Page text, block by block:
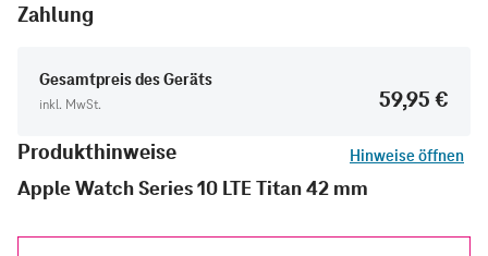
Zahlung
Gesamtpreis des Geräts
inkl. MwSt.
59,95 €
Produkthinweise
Hinweise öffnen
Apple Watch Series 10 LTE Titan 42 mm